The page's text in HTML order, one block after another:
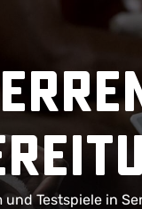
Testspiele in